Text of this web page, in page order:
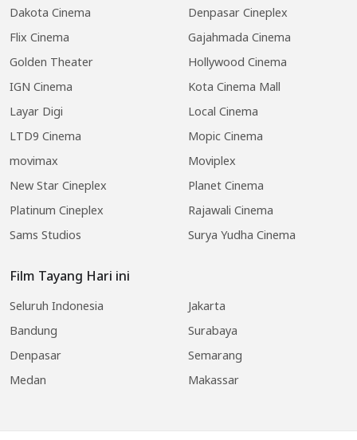
Dakota Cinema
Denpasar Cineplex
Flix Cinema
Gajahmada Cinema
Golden Theater
Hollywood Cinema
IGN Cinema
Kota Cinema Mall
Layar Digi
Local Cinema
LTD9 Cinema
Mopic Cinema
movimax
Moviplex
New Star Cineplex
Planet Cinema
Platinum Cineplex
Rajawali Cinema
Sams Studios
Surya Yudha Cinema
Film Tayang Hari ini
Seluruh Indonesia
Jakarta
Bandung
Surabaya
Denpasar
Semarang
Medan
Makassar